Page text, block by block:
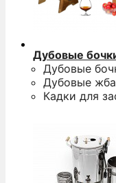
Дубовые
Дубовые
Дубовые
Кадки для